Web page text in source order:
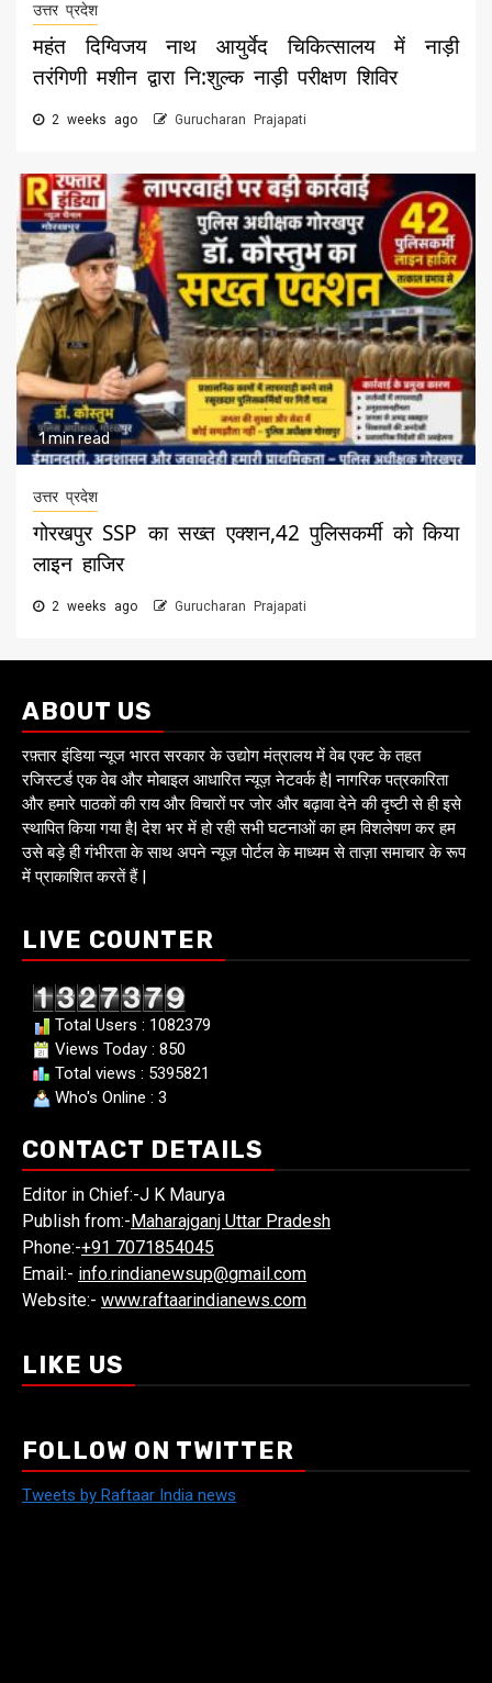
उत्तर प्रदेश
महंत दिग्विजय नाथ आयुर्वेद चिकित्सालय में नाड़ी
तरंगिणी मशीन द्वारा नि:शुल्क नाड़ी परीक्षण शिविर
2 weeks ago Gurucharan Prajapati
1 min read
उत्तर प्रदेश
गोरखपुर SSP का सख्त एक्शन,42 पुलिसकर्मी को किया
लाइन हाजिर
2 weeks ago Gurucharan Prajapati
ABOUT US
रफ़्तार इंडिया न्यूज भारत सरकार के उद्योग मंत्रालय में वेब एक्ट के तहत
रजिस्टर्ड एक वेब और मोबाइल आधारित न्यूज़ नेटवर्क है| नागरिक पत्रकारिता
और हमारे पाठकों की राय और विचारों पर जोर और बढ़ावा देने की दृष्टी से ही इसे
स्थापित किया गया है| देश भर में हो रही सभी घटनाओं का हम विशलेषण कर हम
उसे बड़े ही गंभीरता के साथ अपने न्यूज़ पोर्टल के माध्यम से ताज़ा समाचार के रूप
में प्राकाशित करतें हैं |
LIVE COUNTER
Total Users : 1082379
Views Today : 850
Total views : 5395821
Who's Online : 3
CONTACT DETAILS
Editor in Chief:-J K Maurya
Publish from:-Maharajganj Uttar Pradesh
Phone:-+91 7071854045
Email:- info.rindianewsup@gmail.com
Website:- www.raftaarindianews.com
LIKE US
FOLLOW ON TWITTER
Tweets by Raftaar India news